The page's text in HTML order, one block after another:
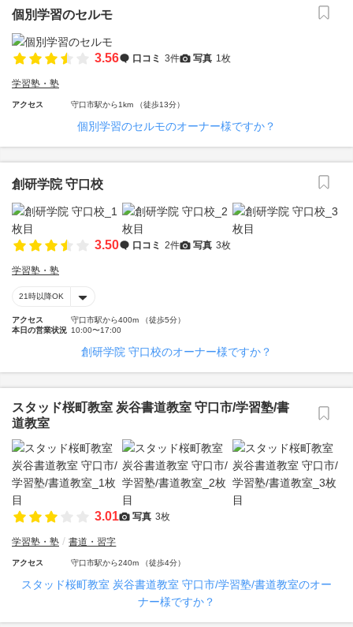
個別学習のセルモ
3.56 口コミ 3件 写真 1枚
学習塾・塾
アクセス 守口市駅から1km （徒歩13分）
個別学習のセルモのオーナー様ですか？
創研学院 守口校
3.50 口コミ 2件 写真 3枚
学習塾・塾
21時以降OK
アクセス
守口市駅から400m （徒歩5分）
本日の営業状況 10:00〜17:00
創研学院 守口校のオーナー様ですか？
スタッド桜町教室 炭谷書道教室 守口市/学習塾/書
道教室
3.01 写真 3枚
学習塾・塾 書道・習字
アクセス 守口市駅から240m （徒歩4分）
スタッド桜町教室 炭谷書道教室 守口市/学習塾/書道教室のオー
ナー様ですか？